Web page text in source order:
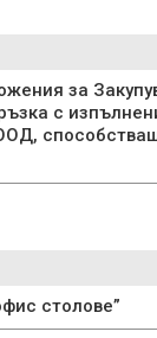
за
с
столове”